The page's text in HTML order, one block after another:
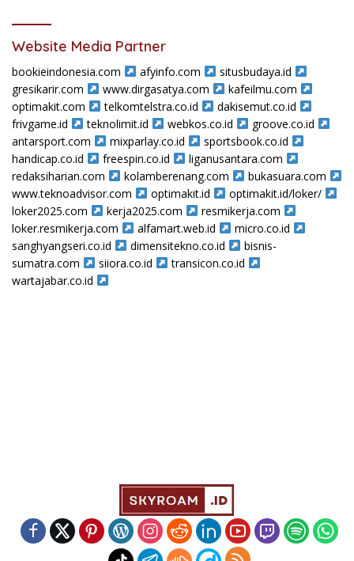
Website Media Partner
bookieindonesia.com afyinfo.com
situsbudaya.id
gresikarir.com
www.dirgasatya.com
kafeilmu.com
optimakit.com
telkomtelstra.co.id
dakisemut.co.id
frivgame.id
teknolimit.id webkos.co.id
groove.co.id
antarsport.com
mixparlay.co.id
sportsbook.co.id
handicap.co.id
freespin.co.id
liganusantara.com
redaksiharian.com
kolamberenang.com
bukasuara.com
www.teknoadvisor.com
optimakit.id
optimakit.id/loker/
loker2025.com
kerja2025.com
resmikerja.com
loker.resmikerja.com
alfamart.web.id
micro.co.id
sanghyangseri.co.id
dimensitekno.co.id
bisnis-
sumatra.com
siiora.co.id
transicon.co.id
wartajabar.co.id